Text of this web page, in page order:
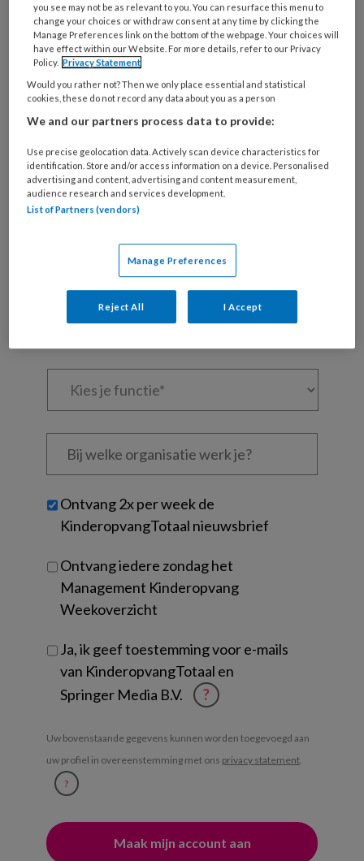
REGISTREREN
Wil je dit artikel lezen?
Maak gratis een account aan en lees 2
artikelen gratis per maand
Al een account of abonnement?Log dan in
mailadres?
Kies
Bij
welke
je?
Untitled
Ontvang 2x per week de
KinderopvangTotaal nieuwsbrief
Ontvang iedere zondag het
Management Kinderopvang
Weekoverzicht
Ja, ik geef toestemming voor e-mails
van KinderopvangTotaal en
Springer Media B.V.
?
Uw bovenstaande gegevens kunnen worden toegevoegd aan
uw profiel in overeenstemming met ons privacy statement.
?
you see may not be as relevant to you. You can resurface this menu to
change your choices or withdraw consent at any time by clicking the
Manage Preferences link on the bottom of the webpage. Your choices will
have effect within our Website. For more details, refer to our Privacy
Policy. Privacy Statement
Would you rather not? Then we only place essential and statistical
cookies, these do not record any data about you as a person
We and our partners process data to provide:
Use precise geolocation data. Actively scan device characteristics for
identification. Store and/or access information on a device. Personalised
advertising and content, advertising and content measurement,
audience research and services development.
List of Partners (vendors)
Manage Preferences
Reject All I Accept